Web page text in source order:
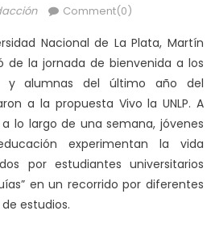
Comment(0)
Nacional de La Plata, Martín
de la jornada de bienvenida a los
y alumnas del último año del
a la propuesta Vivo la UNLP. A
lo largo de una semana, jóvenes
experimentan la vida
por estudiantes universitarios
en un recorrido por diferentes
estudios.